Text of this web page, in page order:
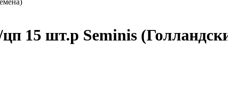
15 шт.р Seminis